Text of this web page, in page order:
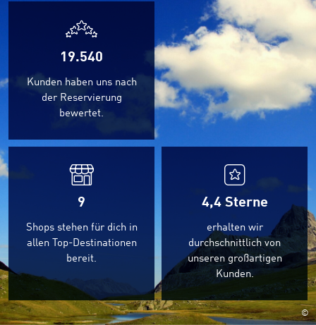
19.540
Kunden haben uns nach
der Reservierung
bewertet.
9
Shops stehen für dich in
allen Top-Destinationen
bereit.
4,4Sterne
erhalten wir
durchschnittlich von
unseren großartigen
Kunden.
©